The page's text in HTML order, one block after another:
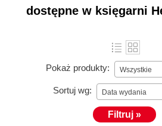
dostępne w księgarni
Pokaż produkty: Wszystkie
Sortuj wg: Data wydania
Filtruj »